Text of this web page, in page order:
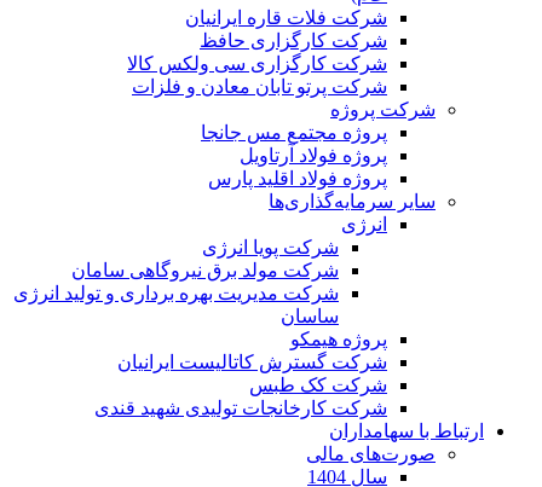
شرکت فلات قاره ایرانیان
شرکت کارگزاری حافظ
شرکت کارگزاری سی ولکس کالا
شرکت پرتو تابان معادن و فلزات
شرکت پروژه
پروژه مجتمع مس جانجا
پروژه فولاد آرتاویل
پروژه فولاد اقلید پارس
سایر سرمایه‌گذاری‌ها
انرژی
شرکت پویا انرژی
شرکت مولد برق نیروگاهی سامان
شرکت مدیریت بهره برداری و تولید انرژی
ساسان
پروژه هیمکو
شرکت گسترش کاتالیست ایرانیان
شرکت کک طبس
شرکت کارخانجات تولیدی شهید قندی
ارتباط با سهامداران
صورت‌های مالی
سال 1404